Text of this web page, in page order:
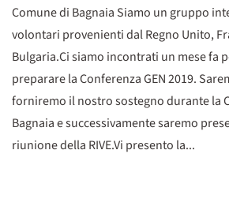
Comune di Bagnaia Siamo un gruppo
volontari provenienti dal Regno Unito,
Bulgaria.Ci siamo incontrati un mese fa
preparare la Conferenza GEN 2019.
forniremo il nostro sostegno durante la
Bagnaia e successivamente saremo
riunione della RIVE.Vi presento la...